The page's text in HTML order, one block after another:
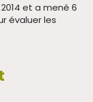
et a mené 6
évaluer les